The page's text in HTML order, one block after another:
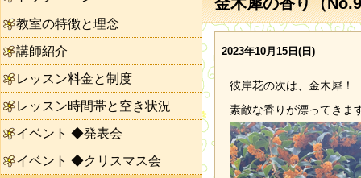
2023年10月15日(日)
彼岸花の次は、金木犀！
素敵な香りが漂ってきま
教室の特徴と理念
講師紹介
レッスン料金と制度
レッスン時間帯と空き状況
イベント ◆発表会
イベント ◆クリスマス会